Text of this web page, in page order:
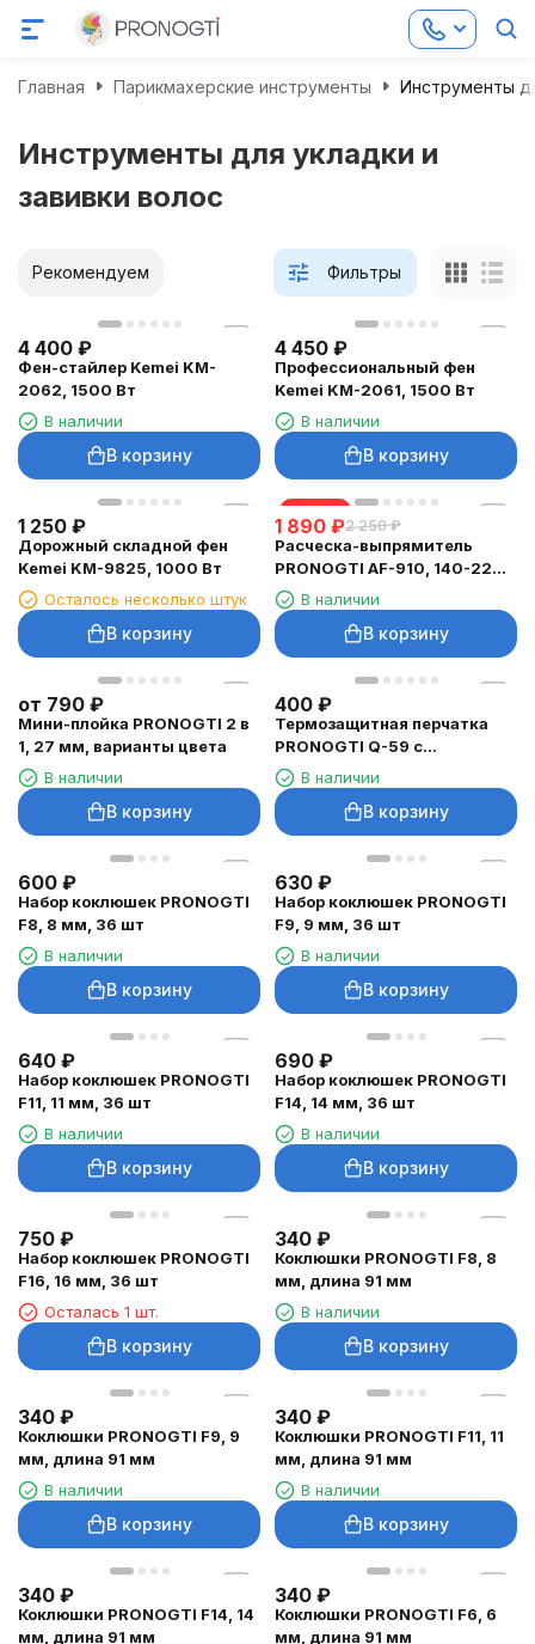
Главная Парикмахерские инструменты Инструменты
Инструменты для укладки и
завивки волос
Рекомендуем Фильтры
4 400 ₽
Фен-стайлер Kemei KM-
2062, 1500 Вт
В наличии
В корзину
4 450 ₽
Профессиональный фен
Kemei KM-2061, 1500 Вт
В наличии
В корзину
1 250 ₽
Дорожный складной фен
Kemei KM-9825, 1000 Вт
Осталось несколько штук
В корзину
скидка
1 890 ₽2 250 ₽
Расческа-выпрямитель
PRONOGTI AF-910, 140-220
°C В наличии
В корзину
от 790 ₽
Мини-плойка PRONOGTI 2 в
1, 27 мм, варианты цвета
В наличии
В корзину
400 ₽
Термозащитная перчатка
PRONOGTI Q-59 с
фиксацией
В наличии
В корзину
600 ₽
Набор коклюшек PRONOGTI
F8, 8 мм, 36 шт
В наличии
В корзину
630 ₽
Набор коклюшек PRONOGTI
F9, 9 мм, 36 шт
В наличии
В корзину
640 ₽
Набор коклюшек PRONOGTI
F11, 11 мм, 36 шт
В наличии
В корзину
690 ₽
Набор коклюшек PRONOGTI
F14, 14 мм, 36 шт
В наличии
В корзину
750 ₽
Набор коклюшек PRONOGTI
F16, 16 мм, 36 шт
Осталась 1 шт.
В корзину
340 ₽
Коклюшки PRONOGTI F8, 8
мм, длина 91 мм
В наличии
В корзину
340 ₽
Коклюшки PRONOGTI F9, 9
мм, длина 91 мм
В наличии
В корзину
340 ₽
Коклюшки PRONOGTI F11, 11
мм, длина 91 мм
В наличии
В корзину
340 ₽
Коклюшки PRONOGTI F14, 14
мм, длина 91 мм
340 ₽
Коклюшки PRONOGTI F6, 6
мм, длина 91 мм